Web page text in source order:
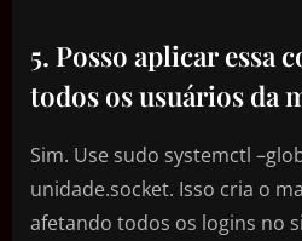
5. Posso aplicar essa
todos os usuários da
Sim. Use sudo systemctl
unidade.socket. Isso cria o
afetando todos os logins no